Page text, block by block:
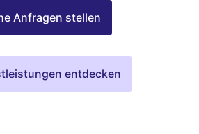
Anfragen stellen
entdecken